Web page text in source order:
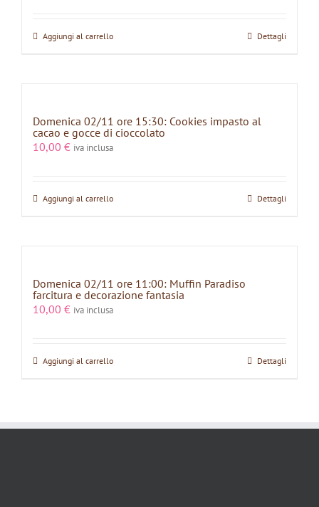
Aggiungi al carrello Dettagli
Domenica 02/11 ore 15:30: Cookies impasto al
cacao e gocce di cioccolato
10,00 € iva inclusa
Aggiungi al carrello Dettagli
Domenica 02/11 ore 11:00: Muffin Paradiso
farcitura e decorazione fantasia
10,00 € iva inclusa
Aggiungi al carrello Dettagli